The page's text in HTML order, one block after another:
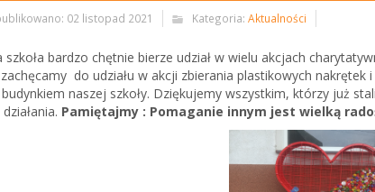
02 listopad 2021 Kategoria: Aktualności
szkoła bardzo chętnie bierze udział w wielu akcjach
do udziału w akcji zbierania plastikowych
naszej szkoły. Dziękujemy wszystkim, którzy już
Pamiętajmy : Pomaganie innym jest wielką